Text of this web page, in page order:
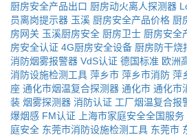
厨房安全产品出口 厨房动火离人探测器
员离岗提示器 玉溪 厨房安全产品价格 厨
房网关 玉溪厨房安全 厨房卫士 厨房安全
房安全认证 4G厨房安全设备 厨房防干烧
消防烟雾报警器 VdS认证 德国标准 欧洲
消防设施检测工具 萍乡市 萍乡市消防 萍
座 通化市烟温复合探测器 通化市 通化市
装 烟雾探测器 消防认证 工厂烟温复合报
爆烟感 FM认证 上海市家庭安全全国服务
庭安全 东莞市消防设施检测工具 东莞市